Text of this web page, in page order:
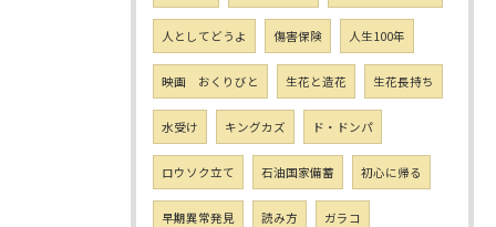
人としてどうよ 傷害保険 人生100年
映画 おくりびと 生花と造花 生花長持ち
水受け キングカズ ド・ドンパ
ロウソク立て 石油国家備蓄 初心に帰る
早期異常発見 読み方 ガラコ